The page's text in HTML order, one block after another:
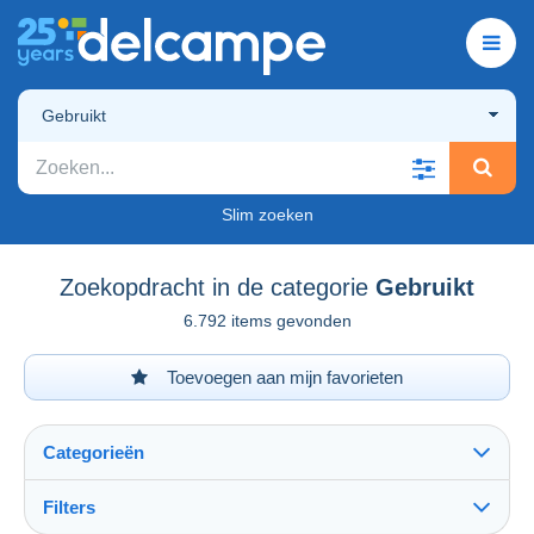
Gebruikt
Slim zoeken
Zoekopdracht in de categorie Gebruikt
6.792 items gevonden
Toevoegen aan mijn favorieten
Categorieën
Filters